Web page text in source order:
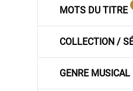
MOTS DU TITRE
COLLECTION /
GENRE MUSICAL